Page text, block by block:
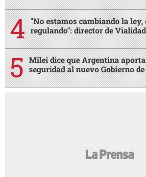
"No estamos cambiando la ley,
regulando": director de
Milei dice que Argentina
seguridad al nuevo Gobierno